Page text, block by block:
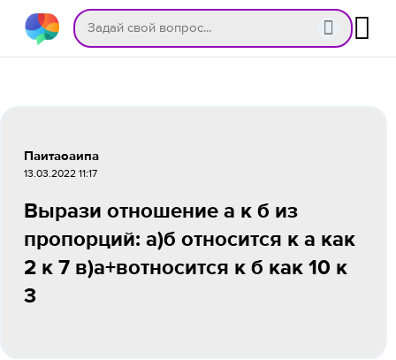
Паитаоаипа
13.03.2022 11:17
Вырази отношение а к б из
пропорций: а)б относится к а как
2 к 7 в)а+вотносится к б как 10 к
3